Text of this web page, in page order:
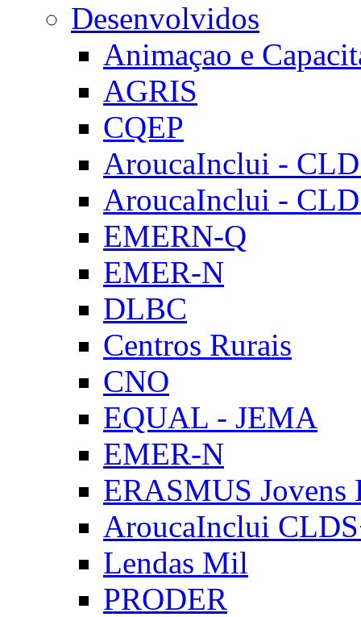
Desenvolvidos
Animaçao e
AGRIS
CQEP
AroucaInclui -
AroucaInclui -
EMERN-Q
EMER-N
DLBC
Centros Rurais
CNO
EQUAL - JEMA
EMER-N
ERASMUS Jovens
AroucaInclui
Lendas Mil
PRODER